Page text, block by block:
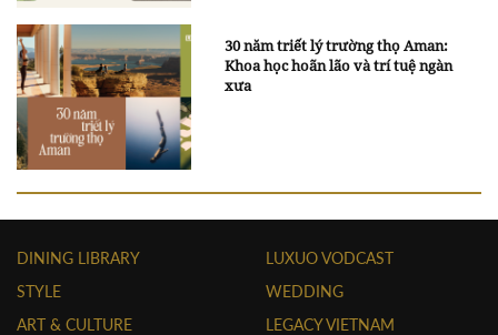
30 năm triết lý trường thọ Aman:
Khoa học hoãn lão và trí tuệ ngàn
xưa
DINING LIBRARY
STYLE
ART & CULTURE
LUXUO VODCAST
WEDDING
LEGACY VIETNAM